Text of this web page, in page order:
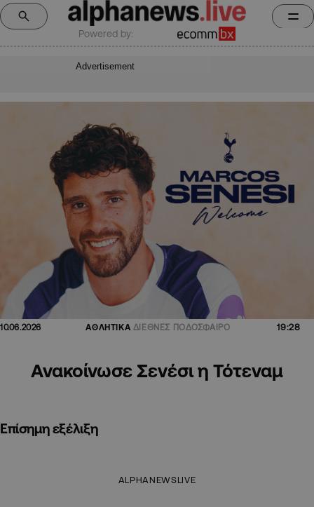
Powered by:
Advertisement
10.06.2026 ΑΘΛΗΤΙΚΑ ΔΙΕΘΝΕΣ ΠΟΔΟΣΦΑΙΡΟ 19:28
Ανακοίνωσε Σενέσι η Τότεναμ
Επίσημη εξέλιξη
ALPHANEWSLIVE